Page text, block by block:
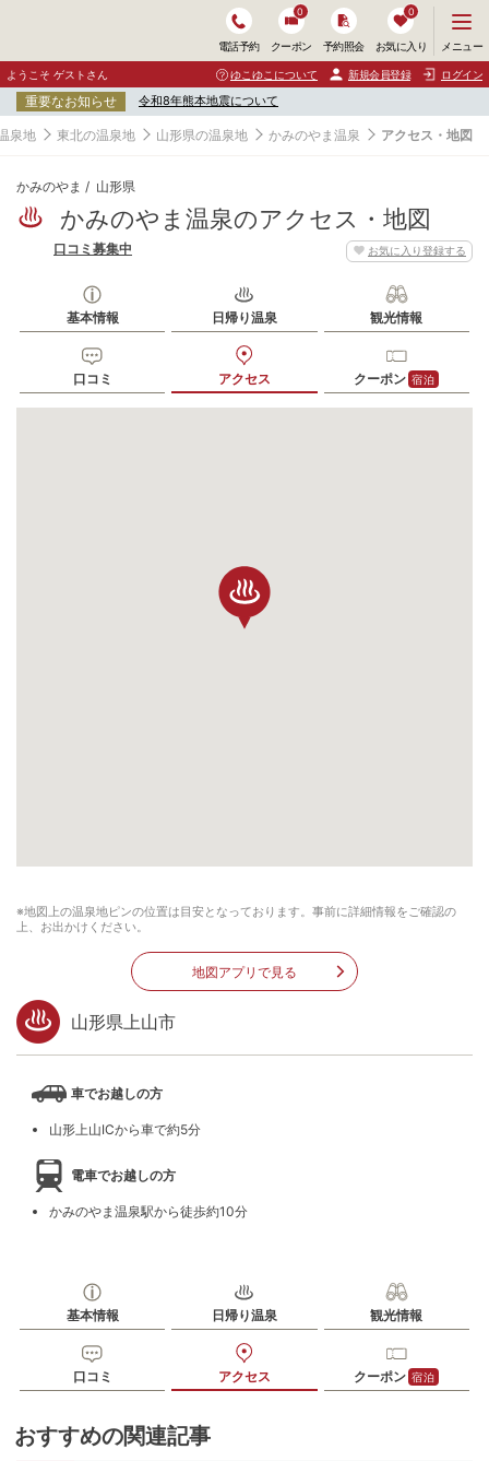
電話予約 クーポン
0
予約照会 お気に入り
0
ニ
ュ
ー
開
く
メニュー
ようこそ ゲストさん ゆこゆこについて 新規会員登録 ログイン
重要なお知らせ 令和8年熊本地震について
泉地 東北の温泉地 山形県の温泉地 かみのやま温泉 アクセス・地図
かみのやま 山形県
かみのやま温泉のアクセス・地図
お気に入り登録する
口コミ募集中
基本情報 日帰り温泉 観光情報
口コミ アクセス クーポン 宿泊
※地図上の温泉地ピンの位置は目安となっております。事前に詳細情報をご確認の
上、お出かけください。
地図アプリで見る
山形県上山市
車でお越しの方
山形上山ICから車で約5分
電車でお越しの方
かみのやま温泉駅から徒歩約10分
基本情報 日帰り温泉 観光情報
口コミ アクセス クーポン 宿泊
おすすめの関連記事